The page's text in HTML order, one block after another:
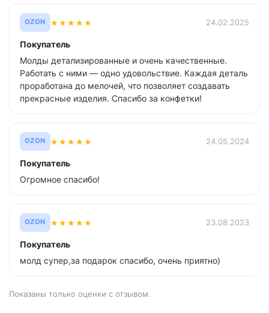
OZON ★★★★★ 24.02.2025
Покупатель
Молды детализированные и очень качественные.
Работать с ними — одно удовольствие. Каждая деталь
проработана до мелочей, что позволяет создавать
прекрасные изделия. Спасибо за конфетки!
OZON ★★★★★ 24.05.2024
Покупатель
Огромное спасибо!
OZON ★★★★★ 23.08.2023
Покупатель
молд супер,за подарок спасибо, очень приятно)
Показаны только оценки с отзывом.